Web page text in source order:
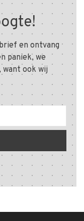
en ontvang
paniek, we
ook wij